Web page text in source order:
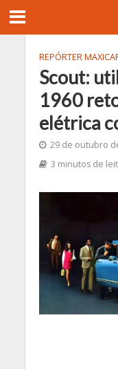
REPÓRTER
Scout:
1960
elétrica
29 de outubro
3 minutos de